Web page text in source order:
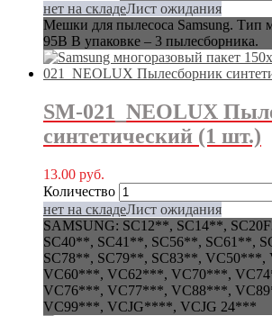
нет на складеЛист ожидания
Мешки для пылесоса Samsung. Тип
95B В упаковке – 3 пылесборника.
SM-021_NEOLUX
синтетический (1 шт.)
13.00 руб.
Количество
нет на складеЛист ожидания
SAMSUNG: SC12**, SC14**,
SC40**, SC41**, SC56**, SC61**,
SC78**, SC79**, SC83**,
VC60***, VC62***, VC70***,
VC76***, VC77***, VC88***,
VC99***, VCJG****, VCJG 24***